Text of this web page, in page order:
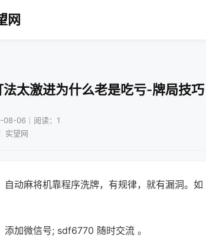
网
太激进为什么老是吃亏-牌局技巧
08-06｜阅读：1
实望网
动麻将机靠程序洗牌，有规律，就有漏洞。如
加微信号; sdf6770 随时交流 。